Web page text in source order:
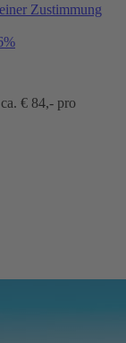
Zustimmung
€ 84,- pro